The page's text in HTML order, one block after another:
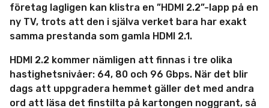
företag lagligen kan klistra en ”HDMI 2.2”-lapp på en
ny TV, trots att den i själva verket bara har exakt
samma prestanda som gamla HDMI 2.1.
HDMI 2.2 kommer nämligen att finnas i tre olika
hastighetsnivåer: 64, 80 och 96 Gbps. När det blir
dags att uppgradera hemmet gäller det med andra
ord att läsa det finstilta på kartongen noggrant, så